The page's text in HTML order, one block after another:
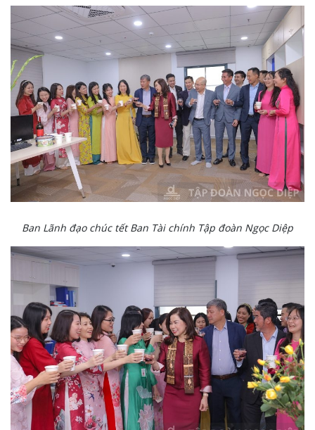
Ban Lãnh đạo chúc tết Ban Tài chính Tập đoàn Ngọc Diệp